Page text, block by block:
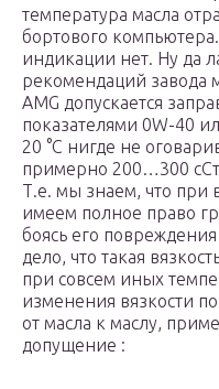
температура масла
бортового
индикации нет. Ну да
рекомендаций завода
AMG допускается
показателями 0W-40
20 °C нигде не
примерно 200…300
Т.е. мы знаем, что при
имеем полное право
боясь его
дело, что такая
при совсем иных
изменения вязкости
от масла к маслу,
допущение :